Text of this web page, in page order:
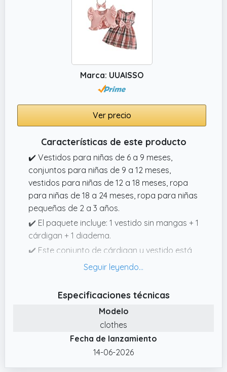
Marca: UUAISSO
Ver precio
Características de este producto
✔️ Vestidos para niñas de 6 a 9 meses,
conjuntos para niñas de 9 a 12 meses,
vestidos para niñas de 12 a 18 meses, ropa
para niñas de 18 a 24 meses, ropa para niñas
pequeñas de 2 a 3 años.
✔️ El paquete incluye: 1 vestido sin mangas + 1
cárdigan + 1 diadema.
✔️ Este conjunto de cárdigan y vestido está
confeccionado en poliéster de alta calidad,
agradable para la piel, lo que lo hace
perfecto para usar debajo de un vestido.
Además, combina fácilmente con una
variedad de otras prendas.
✔️ Ocasiones adecuadas: Este elegante y
cómodo conjunto para niñas pequeñas es
Especificaciones técnicas
Modelo
clothes
Fecha de lanzamiento
14-06-2026